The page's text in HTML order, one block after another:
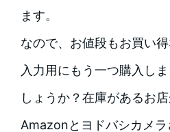
ます。
なので、お値段もお買い
入力用にもう一つ購入し
しょうか？在庫があるお
Amazonとヨドバシカメ